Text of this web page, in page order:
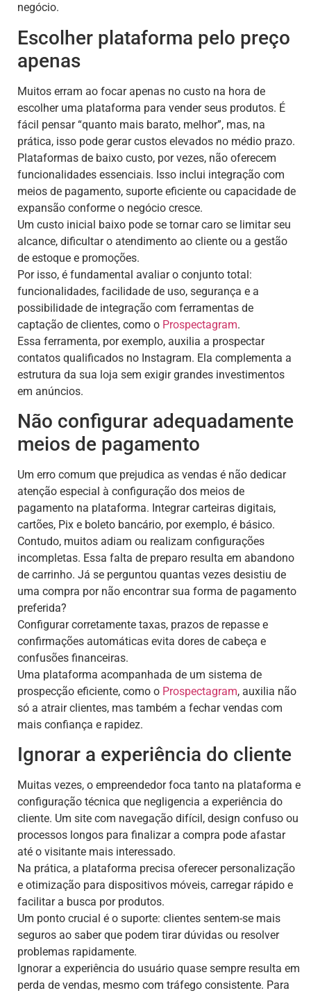
negócio.
Escolher plataforma pelo preço
apenas
Muitos erram ao focar apenas no custo na hora de
escolher uma plataforma para vender seus produtos. É
fácil pensar “quanto mais barato, melhor”, mas, na
prática, isso pode gerar custos elevados no médio prazo.
Plataformas de baixo custo, por vezes, não oferecem
funcionalidades essenciais. Isso inclui integração com
meios de pagamento, suporte eficiente ou capacidade de
expansão conforme o negócio cresce.
Um custo inicial baixo pode se tornar caro se limitar seu
alcance, dificultar o atendimento ao cliente ou a gestão
de estoque e promoções.
Por isso, é fundamental avaliar o conjunto total:
funcionalidades, facilidade de uso, segurança e a
possibilidade de integração com ferramentas de
captação de clientes, como o Prospectagram.
Essa ferramenta, por exemplo, auxilia a prospectar
contatos qualificados no Instagram. Ela complementa a
estrutura da sua loja sem exigir grandes investimentos
em anúncios.
Não configurar adequadamente
meios de pagamento
Um erro comum que prejudica as vendas é não dedicar
atenção especial à configuração dos meios de
pagamento na plataforma. Integrar carteiras digitais,
cartões, Pix e boleto bancário, por exemplo, é básico.
Contudo, muitos adiam ou realizam configurações
incompletas. Essa falta de preparo resulta em abandono
de carrinho. Já se perguntou quantas vezes desistiu de
uma compra por não encontrar sua forma de pagamento
preferida?
Configurar corretamente taxas, prazos de repasse e
confirmações automáticas evita dores de cabeça e
confusões financeiras.
Uma plataforma acompanhada de um sistema de
prospecção eficiente, como o Prospectagram, auxilia não
só a atrair clientes, mas também a fechar vendas com
mais confiança e rapidez.
Ignorar a experiência do cliente
Muitas vezes, o empreendedor foca tanto na plataforma e
configuração técnica que negligencia a experiência do
cliente. Um site com navegação difícil, design confuso ou
processos longos para finalizar a compra pode afastar
até o visitante mais interessado.
Na prática, a plataforma precisa oferecer personalização
e otimização para dispositivos móveis, carregar rápido e
facilitar a busca por produtos.
Um ponto crucial é o suporte: clientes sentem-se mais
seguros ao saber que podem tirar dúvidas ou resolver
problemas rapidamente.
Ignorar a experiência do usuário quase sempre resulta em
perda de vendas, mesmo com tráfego consistente. Para